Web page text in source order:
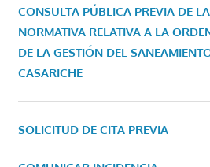
CONSULTA PÚBLICA PREVIA DE
NORMATIVA RELATIVA A LA
DE LA GESTIÓN DEL
CASARICHE
SOLICITUD DE CITA PREVIA